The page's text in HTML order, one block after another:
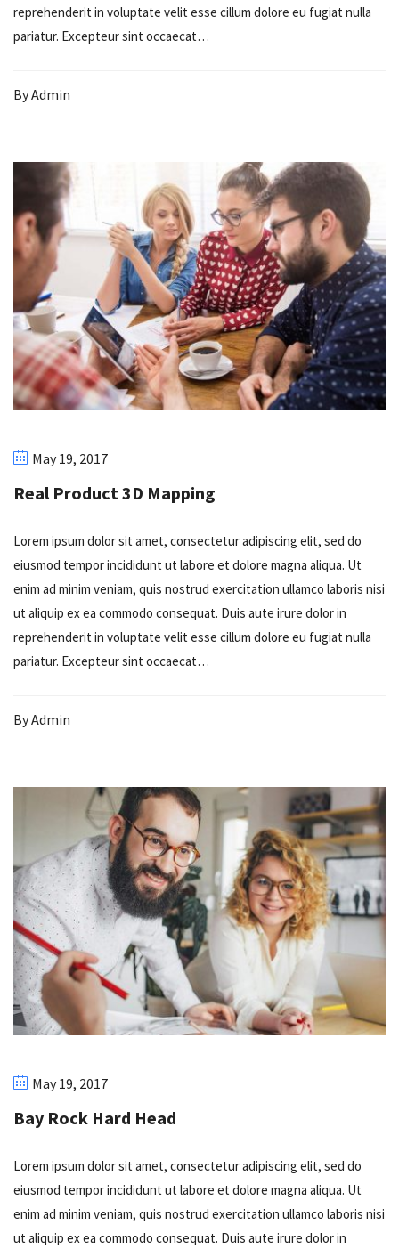
reprehenderit in voluptate velit esse cillum dolore eu fugiat nulla
pariatur. Excepteur sint occaecat…
ByAdmin
May 19, 2017
Real Product 3D Mapping
Lorem ipsum dolor sit amet, consectetur adipiscing elit, sed do
eiusmod tempor incididunt ut labore et dolore magna aliqua. Ut
enim ad minim veniam, quis nostrud exercitation ullamco laboris nisi
ut aliquip ex ea commodo consequat. Duis aute irure dolor in
reprehenderit in voluptate velit esse cillum dolore eu fugiat nulla
pariatur. Excepteur sint occaecat…
ByAdmin
May 19, 2017
Bay Rock Hard Head
Lorem ipsum dolor sit amet, consectetur adipiscing elit, sed do
eiusmod tempor incididunt ut labore et dolore magna aliqua. Ut
enim ad minim veniam, quis nostrud exercitation ullamco laboris nisi
ut aliquip ex ea commodo consequat. Duis aute irure dolor in